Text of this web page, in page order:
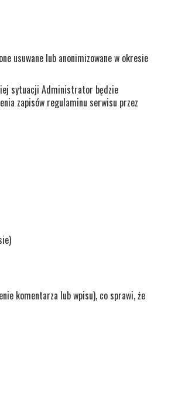
usuwane lub anonimizowane w okresie
sytuacji Administrator będzie
zapisów regulaminu serwisu przez
komentarza lub wpisu), co sprawi, że